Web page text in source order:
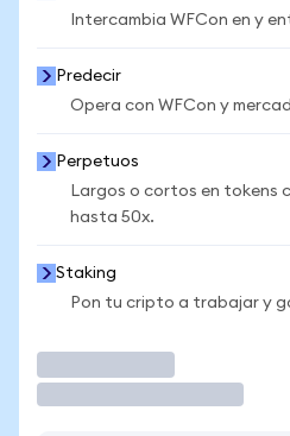
Intercambia WFCon en y
Predecir
Opera con WFCon y
Perpetuos
Largos o cortos en tokens
hasta 50x.
Staking
Pon tu cripto a trabajar y